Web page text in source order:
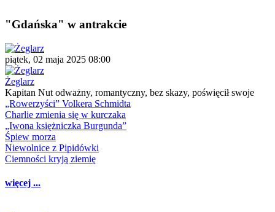
"Gdańska" w antrakcie
piątek, 02 maja 2025 08:00
Żeglarz
Kapitan Nut odważny, romantyczny, bez skazy, poświęcił swoje
„Rowerzyści” Volkera Schmidta
Charlie zmienia się w kurczaka
„Iwona księżniczka Burgunda”
Śpiew morza
Niewolnice z Pipidówki
Ciemności kryją ziemię
więcej ...